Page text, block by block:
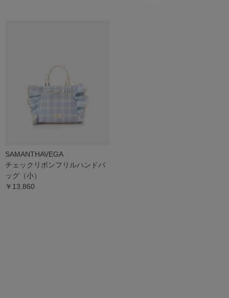
SAMANTHAVEGA
チェックリボンフリルハンドバ
ッグ（小）
￥13,860